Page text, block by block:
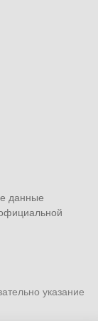
данные
указание